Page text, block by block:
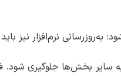
سایر بخش‌ها جلوگیری